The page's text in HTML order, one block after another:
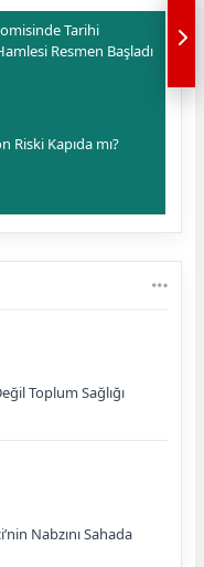
Tarihi
Resmen Başladı
Riski Kapıda mı?
Toplum Sağlığı
Nabzını Sahada